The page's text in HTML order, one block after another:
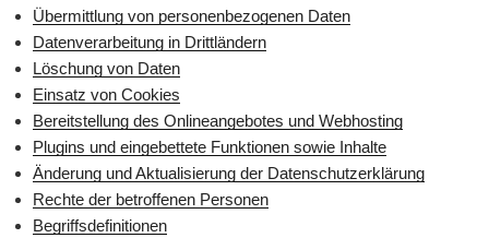
Übermittlung von personenbezogenen Daten
Datenverarbeitung in Drittländern
Löschung von Daten
Einsatz von Cookies
Bereitstellung des Onlineangebotes und Webhosting
Plugins und eingebettete Funktionen sowie Inhalte
Änderung und Aktualisierung der Datenschutzerklärung
Rechte der betroffenen Personen
Begriffsdefinitionen